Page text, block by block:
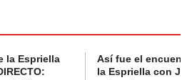
la Espriella
Así fue el
la Espriella con